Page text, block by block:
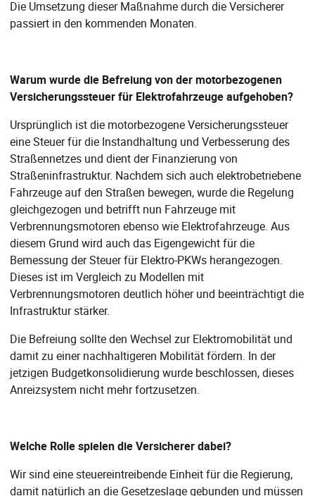
Die Umsetzung dieser Maßnahme durch die Versicherer
passiert in den kommenden Monaten.
Warum wurde die Befreiung von der motorbezogenen
Versicherungssteuer für Elektrofahrzeuge aufgehoben?
Ursprünglich ist die motorbezogene Versicherungssteuer
eine Steuer für die Instandhaltung und Verbesserung des
Straßennetzes und dient der Finanzierung von
Straßeninfrastruktur. Nachdem sich auch elektrobetriebene
Fahrzeuge auf den Straßen bewegen, wurde die Regelung
gleichgezogen und betrifft nun Fahrzeuge mit
Verbrennungsmotoren ebenso wie Elektrofahrzeuge. Aus
diesem Grund wird auch das Eigengewicht für die
Bemessung der Steuer für Elektro-PKWs herangezogen.
Dieses ist im Vergleich zu Modellen mit
Verbrennungsmotoren deutlich höher und beeinträchtigt die
Infrastruktur stärker.
Die Befreiung sollte den Wechsel zur Elektromobilität und
damit zu einer nachhaltigeren Mobilität fördern. In der
jetzigen Budgetkonsolidierung wurde beschlossen, dieses
Anreizsystem nicht mehr fortzusetzen.
Welche Rolle spielen die Versicherer dabei?
Wir sind eine steuereintreibende Einheit für die Regierung,
damit natürlich an die Gesetzeslage gebunden und müssen